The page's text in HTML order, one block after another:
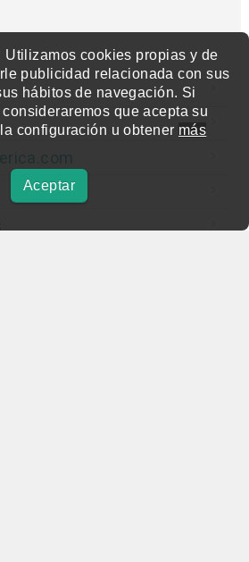
Utilizamos cookies propias y de
publicidad relacionada con sus
hábitos de navegación. Si
que acepta su
configuración u obtener más
Aceptar